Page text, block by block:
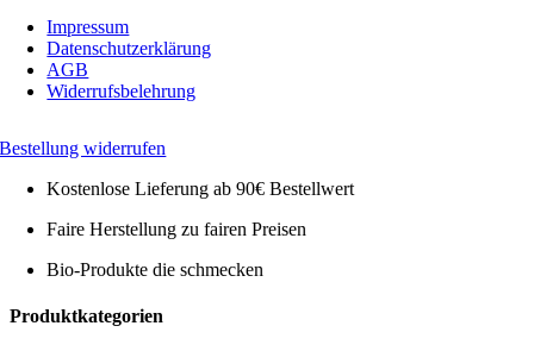
Impressum
Datenschutzerklärung
AGB
Widerrufsbelehrung
Bestellung widerrufen
Kostenlose Lieferung ab 90€ Bestellwert
Faire Herstellung zu fairen Preisen
Bio-Produkte die schmecken
Toggle
Produktkategorien